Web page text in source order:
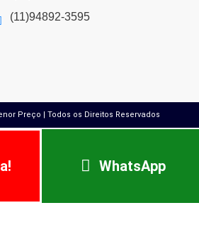
(11)94892-3595
Preço | Todos os Direitos Reservados
WhatsApp